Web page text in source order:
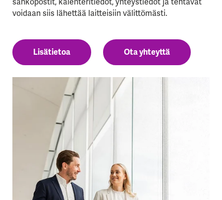
voidaan siis lähettää laitteisiin välittömästi.
Lisätietoa Ota yhteyttä